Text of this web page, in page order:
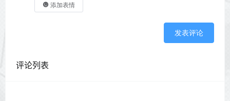
添加表情
发表评论
评论列表